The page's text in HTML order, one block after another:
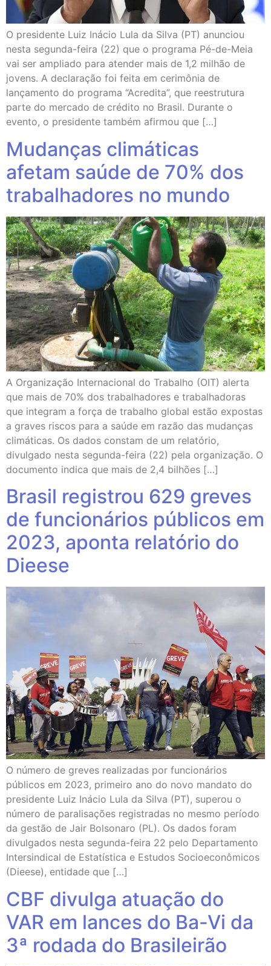
O presidente Luiz Inácio Lula da Silva (PT) anunciou
nesta segunda-feira (22) que o programa Pé-de-Meia
vai ser ampliado para atender mais de 1,2 milhão de
jovens. A declaração foi feita em cerimônia de
lançamento do programa “Acredita”, que reestrutura
parte do mercado de crédito no Brasil. Durante o
evento, o presidente também afirmou que […]
Mudanças climáticas
afetam saúde de 70% dos
trabalhadores no mundo
A Organização Internacional do Trabalho (OIT) alerta
que mais de 70% dos trabalhadores e trabalhadoras
que integram a força de trabalho global estão expostas
a graves riscos para a saúde em razão das mudanças
climáticas. Os dados constam de um relatório,
divulgado nesta segunda-feira (22) pela organização. O
documento indica que mais de 2,4 bilhões […]
Brasil registrou 629 greves
de funcionários públicos em
2023, aponta relatório do
Dieese
O número de greves realizadas por funcionários
públicos em 2023, primeiro ano do novo mandato do
presidente Luiz Inácio Lula da Silva (PT), superou o
número de paralisações registradas no mesmo período
da gestão de Jair Bolsonaro (PL). Os dados foram
divulgados nesta segunda-feira 22 pelo Departamento
Intersindical de Estatística e Estudos Socioeconômicos
(Dieese), entidade que […]
CBF divulga atuação do
VAR em lances do Ba-Vi da
3ª rodada do Brasileirão